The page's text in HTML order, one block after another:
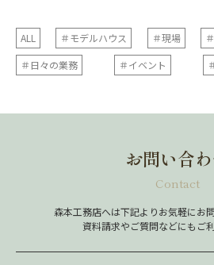
ALL ＃モデルハウス ＃現場
＃日々の業務
＃イベント
お問い合
Contact
森本工務店へは下記よりお気軽にお
資料請求やご質問などにもご